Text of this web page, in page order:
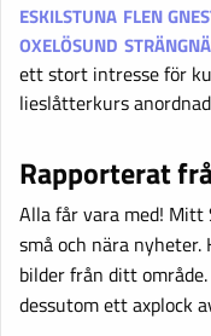
ESKILSTUNA FLEN
OXELÖSUND
ett stort intresse för
lieslåtterkurs
Rapporterat
Alla får vara med! Mitt
små och nära
bilder från ditt
dessutom ett axplock